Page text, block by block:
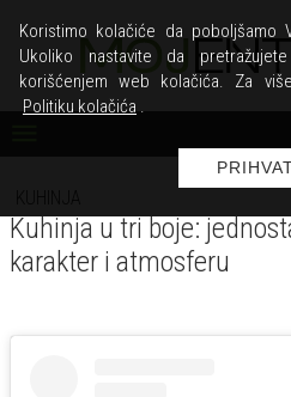
Kuhinja u tri boje:
karakter i atmosferu
Koristimo kolačiće da poboljšamo
Ukoliko nastavite da
korišćenjem web kolačića. Za
Politiku kolačića .